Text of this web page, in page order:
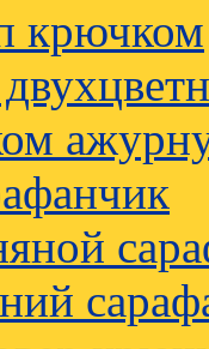
крючком